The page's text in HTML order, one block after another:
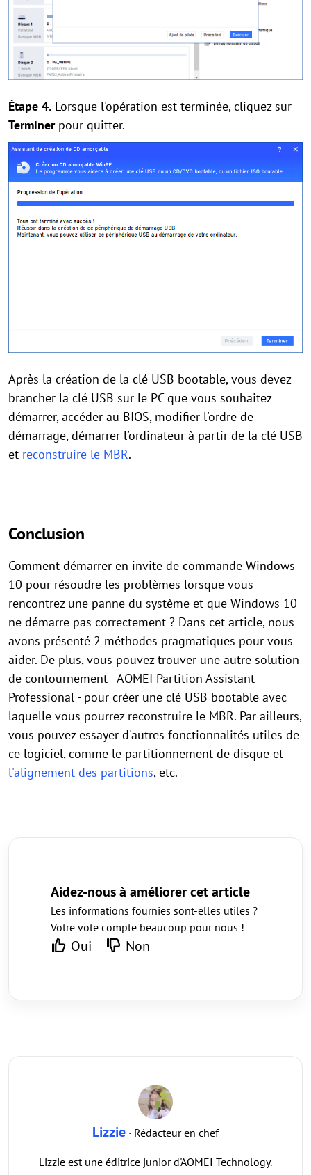
Étape 4. Lorsque l'opération est terminée, cliquez sur
Terminerpour quitter.
Après la création de la clé USB bootable, vous devez
brancher la clé USB sur le PC que vous souhaitez
démarrer, accéder au BIOS, modifier l'ordre de
démarrage, démarrer l'ordinateur à partir de la clé USB
et reconstruire le MBR.
Conclusion
Comment démarrer en invite de commande Windows
10 pour résoudre les problèmes lorsque vous
rencontrez une panne du système et que Windows 10
ne démarre pas correctement ? Dans cet article, nous
avons présenté 2 méthodes pragmatiques pour vous
aider. De plus, vous pouvez trouver une autre solution
de contournement - AOMEI Partition Assistant
Professional - pour créer une clé USB bootable avec
laquelle vous pourrez reconstruire le MBR. Par ailleurs,
vous pouvez essayer d'autres fonctionnalités utiles de
ce logiciel, comme le partitionnement de disque et
l'alignement des partitions, etc.
Aidez-nous à améliorer cet article
Les informations fournies sont-elles utiles ?
Votre vote compte beaucoup pour nous !
Oui Non
Lizzie · Rédacteur en chef
Lizzie est une éditrice junior d'AOMEI Technology.